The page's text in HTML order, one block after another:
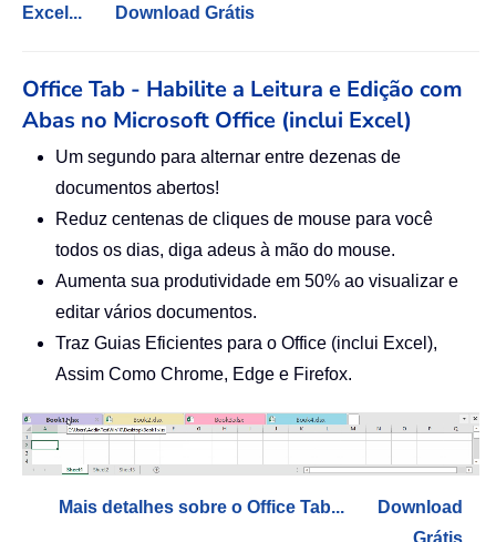
Excel...
Download Grátis
Office Tab - Habilite a Leitura e Edição com
Abas no Microsoft Office (inclui Excel)
Um segundo para alternar entre dezenas de
documentos abertos!
Reduz centenas de cliques de mouse para você
todos os dias, diga adeus à mão do mouse.
Aumenta sua produtividade em 50% ao visualizar e
editar vários documentos.
Traz Guias Eficientes para o Office (inclui Excel),
Assim Como Chrome, Edge e Firefox.
Mais detalhes sobre o Office Tab...
Download